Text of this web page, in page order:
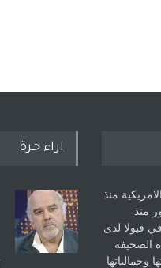
منذ
منذ
قبولا لدى
الصحيفة
وجمالياتها
اراء حرة